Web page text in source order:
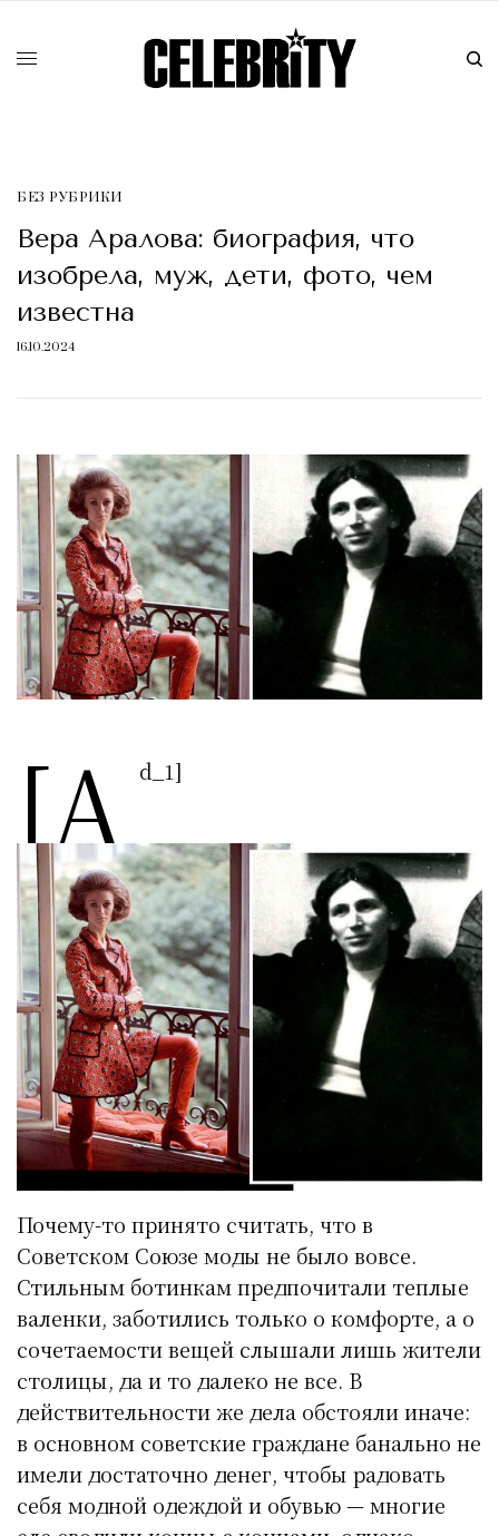
БЕЗ РУБРИКИ
Вера Аралова: биография, что
изобрела, муж, дети, фото, чем
известна
16.10.2024
[a d_1]
Почему-то принято считать, что в
Советском Союзе моды не было вовсе.
Стильным ботинкам предпочитали теплые
валенки, заботились только о комфорте, а о
сочетаемости вещей слышали лишь жители
столицы, да и то далеко не все. В
действительности же дела обстояли иначе:
в основном советские граждане банально не
имели достаточно денег, чтобы радовать
себя модной одеждой и обувью — многие